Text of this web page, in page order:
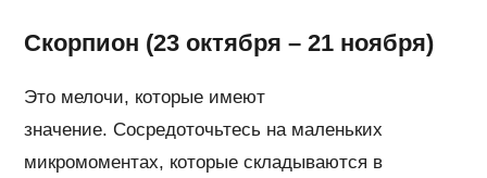
Скорпион (23 октября – 21 ноября)
Это мелочи, которые имеют
значение. Сосредоточьтесь на маленьких
микромоментах, которые складываются в